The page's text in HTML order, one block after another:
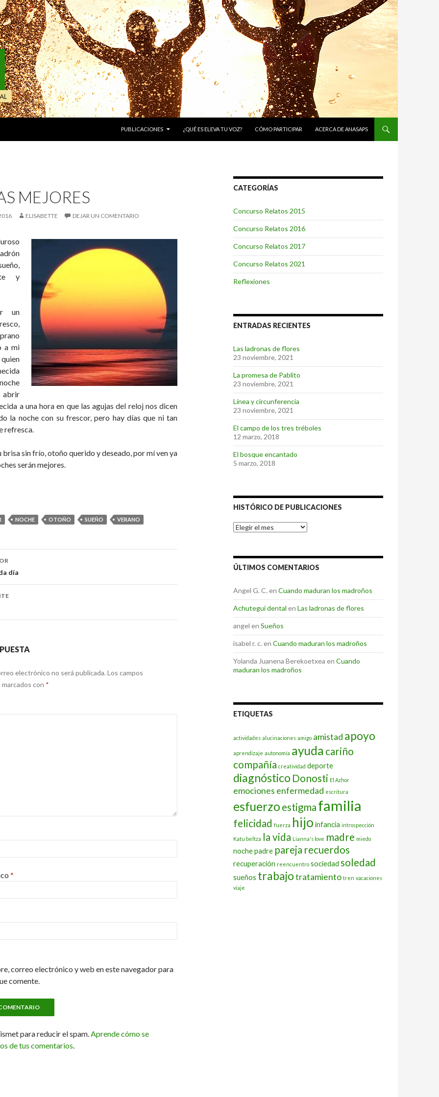
PUBLICACIONES
¿QUÉ ES ELEVA TU VOZ? CÓMO PARTICIPAR ACERCA DE ANASAPS
MEJORES
ELISABETTE DEJAR UN COMENTARIO
y
un
a mi
abrir
a una hora en que las agujas del reloj nos dicen
la noche con su frescor, pero hay días que ni tan
refresca.
brisa sin frío, otoño querido y deseado, por mí ven ya
serán mejores.
NOCHE OTOÑO SUEÑO VERANO
día
electrónico no será publicada. Los campos
con *
*
correo electrónico y web en este navegador para
comente.
para reducir el spam.Aprende cómo se
de tus comentarios.
CATEGORÍAS
Concurso Relatos 2015
Concurso Relatos 2016
Concurso Relatos 2017
Concurso Relatos 2021
Reflexiones
ENTRADAS RECIENTES
Las ladronas de flores
23 noviembre, 2021
La promesa de Pablito
23 noviembre, 2021
Línea y circunferencia
23 noviembre, 2021
El campo de los tres tréboles
12 marzo, 2018
El bosque encantado
5 marzo, 2018
HISTÓRICO DE PUBLICACIONES
Histórico
de
ÚLTIMOS COMENTARIOS
Angel G. C. en Cuando maduran los madroños
Achutegui dental en Las ladronas de flores
angel en Sueños
isabel r. c. en Cuando maduran los madroños
Yolanda Juanena Berekoetxea en Cuando
maduran los madroños
ETIQUETAS
actividades alucinaciones amigo amistad apoyo
aprendizaje autonomía ayuda cariño
compañía creatividad deporte
diagnóstico Donosti El Azhor
emociones enfermedad escritura
esfuerzo estigma familia
felicidad fuerza hijo infancia introspección
Katu beltza la vida Lianna's love madre miedo
nochepadre pareja recuerdos
recuperación reencuentro sociedad soledad
sueños trabajotratamiento tren vacaciones
viaje